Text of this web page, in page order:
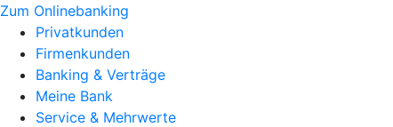
Zum Onlinebanking
Privatkunden
Firmenkunden
Banking & Verträge
Meine Bank
Service & Mehrwerte